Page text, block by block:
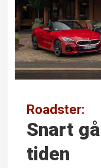
Roadster:
Snart
tiden